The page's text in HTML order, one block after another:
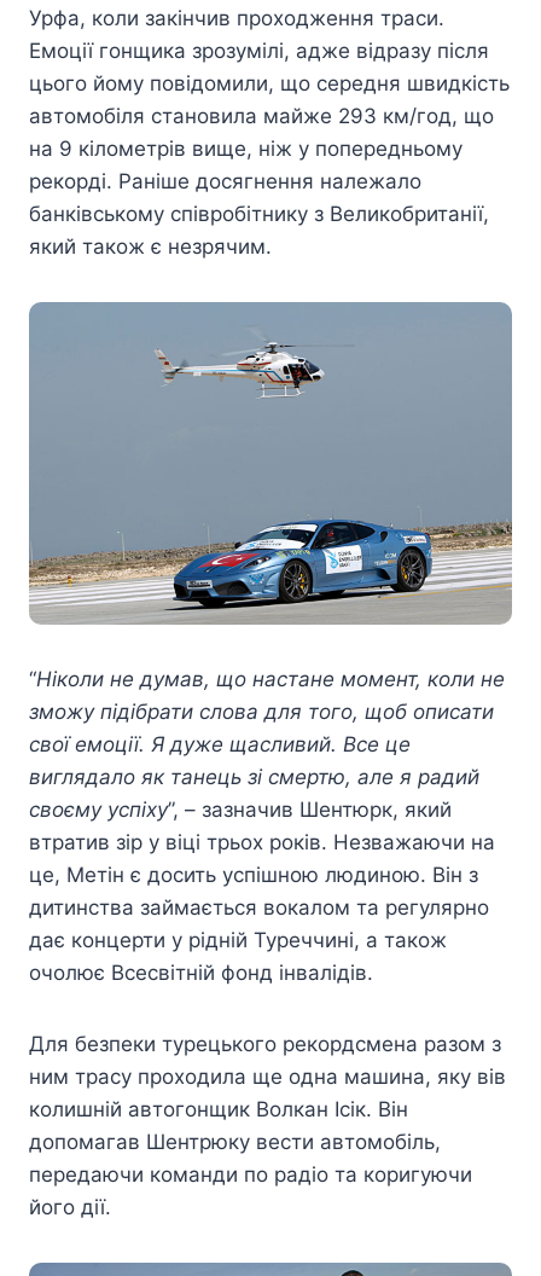
Урфа, коли закінчив проходження траси.
Емоції гонщика зрозумілі, адже відразу після
цього йому повідомили, що середня швидкість
автомобіля становила майже 293 км/год, що
на 9 кілометрів вище, ніж у попередньому
рекорді. Раніше досягнення належало
банківському співробітнику з Великобританії,
який також є незрячим.
“Ніколи не думав, що настане момент, коли не
зможу підібрати слова для того, щоб описати
свої емоції. Я дуже щасливий. Все це
виглядало як танець зі смертю, але я радий
своєму успіху”, – зазначив Шентюрк, який
втратив зір у віці трьох років. Незважаючи на
це, Метін є досить успішною людиною. Він з
дитинства займається вокалом та регулярно
дає концерти у рідній Туреччині, а також
очолює Всесвітній фонд інвалідів.
Для безпеки турецького рекордсмена разом з
ним трасу проходила ще одна машина, яку вів
колишній автогонщик Волкан Ісік. Він
допомагав Шентрюку вести автомобіль,
передаючи команди по радіо та коригуючи
його дії.